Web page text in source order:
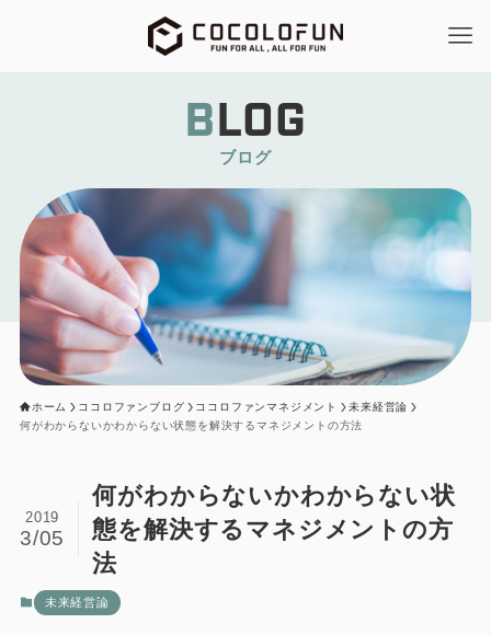
ブログ
BLOG
ホーム ココロファンブログ ココロファンマネジメント
未来経営論
何がわからないかわからない状態を解決するマネジメントの方法
何がわからないかわからない状
態を解決するマネジメントの方
法
2019
3/05
未来経営論